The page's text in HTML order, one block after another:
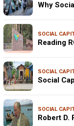
Why
SOCIAL
Reading
SOCIAL
Social
SOCIAL
Robert D.